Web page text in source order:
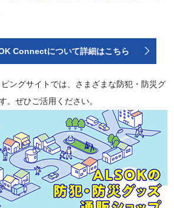
Connectについて詳細はこちら
ングサイトでは、さまざまな防犯・防災グ
。ぜひご活用ください。